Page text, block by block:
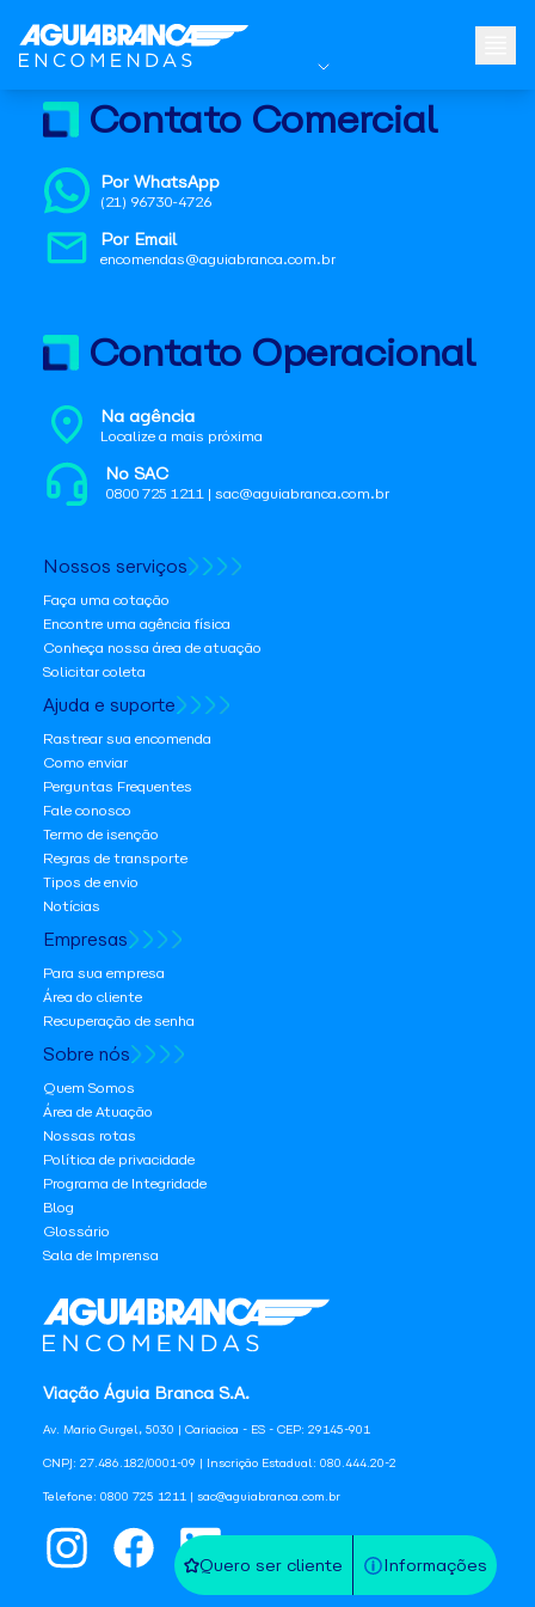
Quero ser cliente Informações
Viação Águia Branca S.A.
Av. Mario Gurgel, 5030 | Cariacica - ES - CEP: 29145-901
CNPJ: 27.486.182/0001-09 | Inscrição Estadual: 080.444.20-2
Telefone: 0800 725 1211 | sac@aguiabranca.com.br
Contato Comercial
Por WhatsApp
(21) 96730-4726
Por Email
encomendas@aguiabranca.com.br
Contato Operacional
Na agência
Localize a mais próxima
No SAC
0800 725 1211 | sac@aguiabranca.com.br
Nossos serviços
Faça uma cotação
Encontre uma agência física
Conheça nossa área de atuação
Solicitar coleta
Ajuda e suporte
Rastrear sua encomenda
Como enviar
Perguntas Frequentes
Fale conosco
Termo de isenção
Regras de transporte
Tipos de envio
Notícias
Empresas
Para sua empresa
Área do cliente
Recuperação de senha
Sobre nós
Quem Somos
Área de Atuação
Nossas rotas
Política de privacidade
Programa de Integridade
Blog
Glossário
Sala de Imprensa